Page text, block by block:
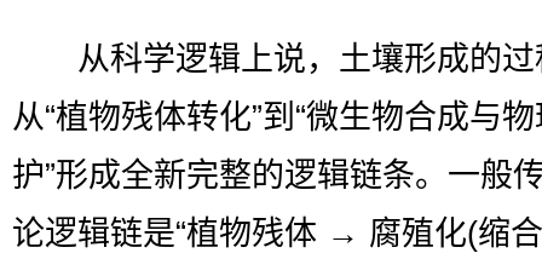
从科学逻辑上说，土壤形成的过
从“植物残体转化”到“微生物合成与
护”形成全新完整的逻辑链条。一般
论逻辑链是“植物残体 → 腐殖化(缩